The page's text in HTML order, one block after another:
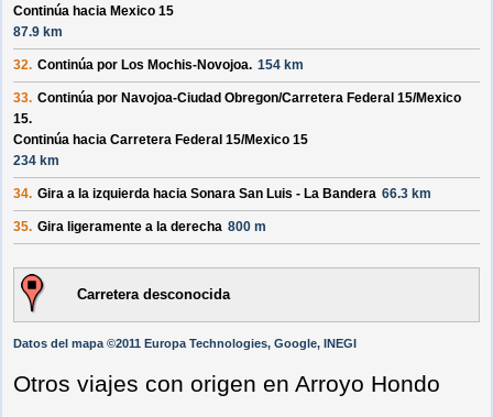
Continúa hacia Mexico 15
87.9 km
32. Continúa por Los Mochis-Novojoa. 154 km
33. Continúa por Navojoa-Ciudad Obregon/Carretera Federal 15/Mexico
15.
Continúa hacia Carretera Federal 15/Mexico 15
234 km
34. Gira a la izquierda hacia Sonara San Luis - La Bandera 66.3 km
35. Gira ligeramente a la derecha 800 m
Carretera desconocida
Datos del mapa ©2011 Europa Technologies, Google, INEGI
Otros viajes con origen en Arroyo Hondo